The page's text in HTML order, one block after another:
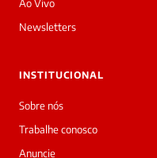
do
Prime.
Kaio
acabou
de
cobrir
Ao Vivo
Newsletters
INSTITUCIONAL
Sobre nós
Trabalhe conosco
Anuncie